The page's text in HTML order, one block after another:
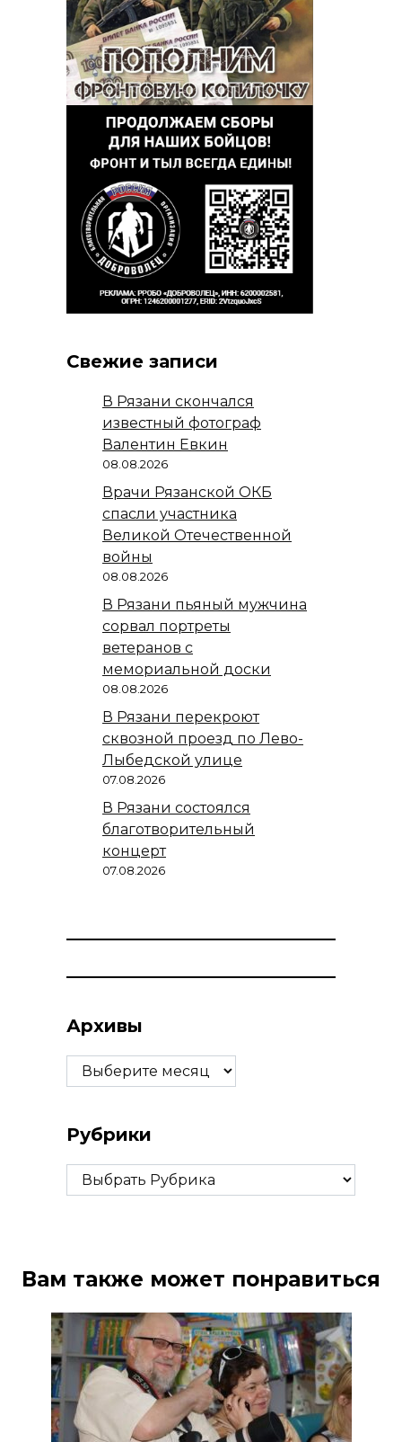
Свежие записи
В Рязани скончался
известный фотограф
Валентин Евкин
08.08.2026
Врачи Рязанской ОКБ
спасли участника
Великой Отечественной
войны
08.08.2026
В Рязани пьяный мужчина
сорвал портреты
ветеранов с
мемориальной доски
08.08.2026
В Рязани перекроют
сквозной проезд по Лево-
Лыбедской улице
07.08.2026
В Рязани состоялся
благотворительный
концерт
07.08.2026
Архивы
Архивы
Рубрики
Рубрики
Вам также может понравиться